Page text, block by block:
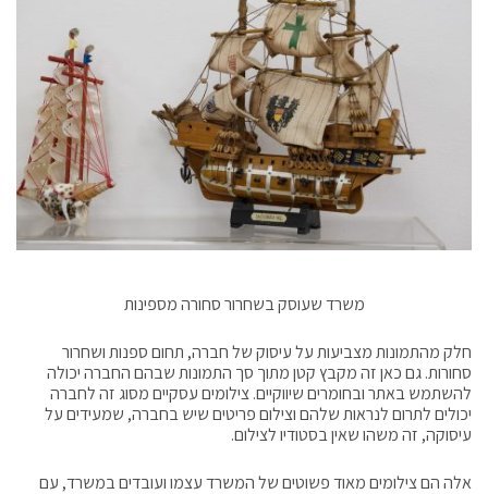
משרד שעוסק בשחרור סחורה מספינות
חלק מהתמונות מצביעות על עיסוק של חברה, תחום ספנות ושחרור
סחורות. גם כאן זה מקבץ קטן מתוך סך התמונות שבהם החברה יכולה
להשתמש באתר ובחומרים שיווקיים. צילומים עסקיים מסוג זה לחברה
יכולים לתרום לנראות שלהם וצילום פריטים שיש בחברה, שמעידים על
עיסוקה, זה משהו שאין בסטודיו לצילום.
אלה הם צילומים מאוד פשוטים של המשרד עצמו ועובדים במשרד, עם